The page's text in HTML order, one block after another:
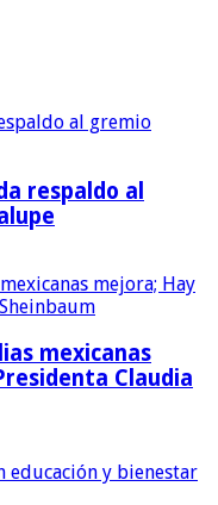
respaldo al
mexicanas
Claudia